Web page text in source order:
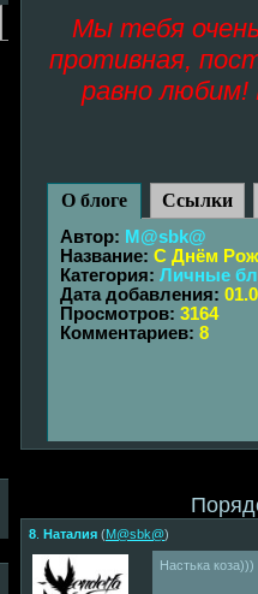
Мы тебя
противная,
равно любим!
О блоге Ссылки
Автор: M@sbk@
Название: С Днём
Категория: Личные
Дата добавления:
Просмотров: 3164
Комментариев: 8
8 Наталия (M@sbk@)
Настька коза)))